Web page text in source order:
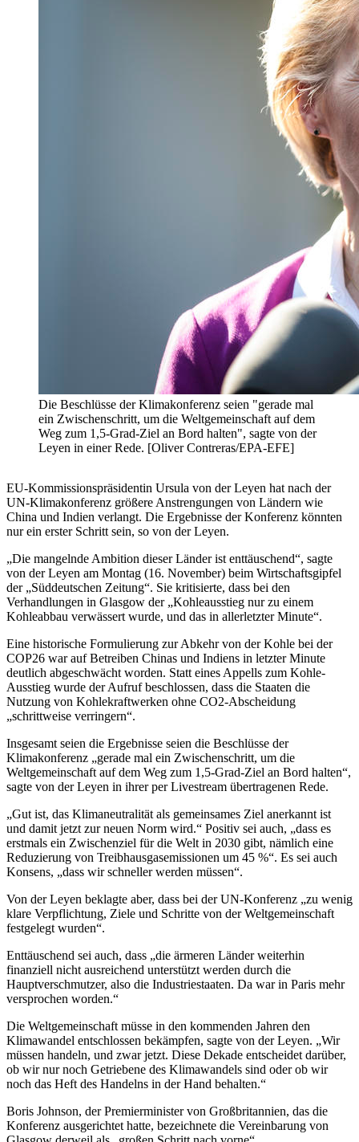
Die Beschlüsse der Klimakonferenz seien "gerade mal
ein Zwischenschritt, um die Weltgemeinschaft auf dem
Weg zum 1,5-Grad-Ziel an Bord halten", sagte von der
Leyen in einer Rede. [Oliver Contreras/EPA-EFE]
EU-Kommissionspräsidentin Ursula von der Leyen hat nach der
UN-Klimakonferenz größere Anstrengungen von Ländern wie
China und Indien verlangt. Die Ergebnisse der Konferenz könnten
nur ein erster Schritt sein, so von der Leyen.
„Die mangelnde Ambition dieser Länder ist enttäuschend“, sagte
von der Leyen am Montag (16. November) beim Wirtschaftsgipfel
der „Süddeutschen Zeitung“. Sie kritisierte, dass bei den
Verhandlungen in Glasgow der „Kohleausstieg nur zu einem
Kohleabbau verwässert wurde, und das in allerletzter Minute“.
Eine historische Formulierung zur Abkehr von der Kohle bei der
COP26 war auf Betreiben Chinas und Indiens in letzter Minute
deutlich abgeschwächt worden. Statt eines Appells zum Kohle-
Ausstieg wurde der Aufruf beschlossen, dass die Staaten die
Nutzung von Kohlekraftwerken ohne CO2-Abscheidung
„schrittweise verringern“.
Insgesamt seien die Ergebnisse seien die Beschlüsse der
Klimakonferenz „gerade mal ein Zwischenschritt, um die
Weltgemeinschaft auf dem Weg zum 1,5-Grad-Ziel an Bord halten“,
sagte von der Leyen in ihrer per Livestream übertragenen Rede.
„Gut ist, das Klimaneutralität als gemeinsames Ziel anerkannt ist
und damit jetzt zur neuen Norm wird.“ Positiv sei auch, „dass es
erstmals ein Zwischenziel für die Welt in 2030 gibt, nämlich eine
Reduzierung von Treibhausgasemissionen um 45 %“. Es sei auch
Konsens, „dass wir schneller werden müssen“.
Von der Leyen beklagte aber, dass bei der UN-Konferenz „zu wenig
klare Verpflichtung, Ziele und Schritte von der Weltgemeinschaft
festgelegt wurden“.
Enttäuschend sei auch, dass „die ärmeren Länder weiterhin
finanziell nicht ausreichend unterstützt werden durch die
Hauptverschmutzer, also die Industriestaaten. Da war in Paris mehr
versprochen worden.“
Die Weltgemeinschaft müsse in den kommenden Jahren den
Klimawandel entschlossen bekämpfen, sagte von der Leyen. „Wir
müssen handeln, und zwar jetzt. Diese Dekade entscheidet darüber,
ob wir nur noch Getriebene des Klimawandels sind oder ob wir
noch das Heft des Handelns in der Hand behalten.“
Boris Johnson, der Premierminister von Großbritannien, das die
Konferenz ausgerichtet hatte, bezeichnete die Vereinbarung von